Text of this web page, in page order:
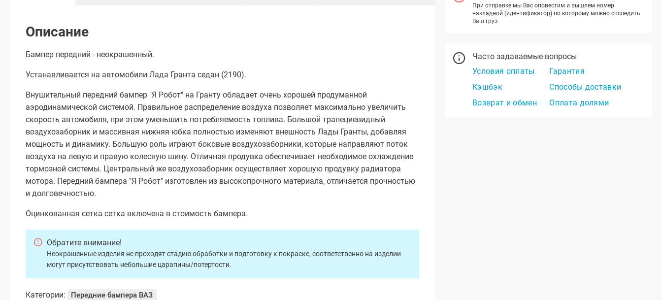
При отправке мы Вас оповестим и вышлем номер
накладной (идентификатор) по которому можно отследить
Ваш груз.
Часто задаваемые вопросы
Условия оплаты
Гарантия
Кэшбэк
Способы доставки
Возврат и обмен
Оплата долями
Описание
Бампер передний - неокрашенный.
Устанавливается на автомобили Лада Гранта седан (2190).
Внушительный передний бампер "Я Робот" на Гранту обладает очень хорошей продуманной
аэродинамической системой. Правильное распределение воздуха позволяет максимально увеличить
скорость автомобиля, при этом уменьшить потребляемость топлива. Большой трапециевидный
воздухозаборник и массивная нижняя юбка полностью изменяют внешность Лады Гранты, добавляя
мощность и динамику. Большую роль играют боковые воздухозаборники, которые направляют поток
воздуха на левую и правую колесную шину. Отличная продувка обеспечивает необходимое охлаждение
тормозной системы. Центральный же воздухозаборник осуществляет хорошую продувку радиатора
мотора. Передний бампера "Я Робот" изготовлен из высокопрочного материала, отличается прочностью
и долговечностью.
Оцинкованная сетка сетка включена в стоимость бампера.
Обратите внимание!
Неокрашенные изделия не проходят стадию обработки и подготовку к покраске, соответственно на изделии
могут присутствовать небольшие царапины/потертости.
Категории: Передние бампера ВАЗ